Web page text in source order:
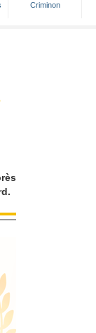
Criminon